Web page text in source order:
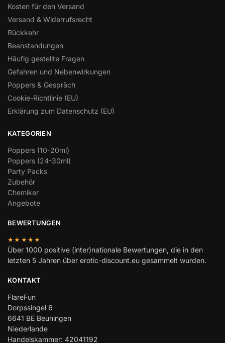
Kosten für den Versand
Versand & Widerrufsrecht
Rückkehr
Beanstandungen
Häufig gestellte Fragen
Gefahren und Nebenwirkungen
Poppers & Gespräch
Cookie-Richtlinie (EU)
Erklärung zum Datenschutz (EU)
KATEGORIEN
Poppers (10-20ml)
Poppers (24-30ml)
Party Packs
Zubehör
Chemiker
Angebote
BEWERTUNGEN
★★★★★
Über 1000 positive (inter)nationale Bewertungen, die in den
letzten 5 Jahren über erotic-discount.eu gesammelt wurden.
KONTAKT
FlareFun
Dorpssingel 6
6641 BE Beuningen
Niederlande
Handelskammer: 42041192